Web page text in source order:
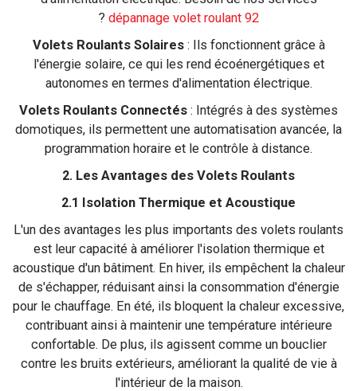
? dépannage volet roulant 92
Volets Roulants Solaires: Ils fonctionnent grâce à
l'énergie solaire, ce qui les rend écoénergétiques et
autonomes en termes d'alimentation électrique.
Volets Roulants Connectés : Intégrés à des systèmes
domotiques, ils permettent une automatisation avancée, la
programmation horaire et le contrôle à distance.
2. Les Avantages des Volets Roulants
2.1 Isolation Thermique et Acoustique
L'un des avantages les plus importants des volets roulants
est leur capacité à améliorer l'isolation thermique et
acoustique d'un bâtiment. En hiver, ils empêchent la chaleur
de s'échapper, réduisant ainsi la consommation d'énergie
pour le chauffage. En été, ils bloquent la chaleur excessive,
contribuant ainsi à maintenir une température intérieure
confortable. De plus, ils agissent comme un bouclier
contre les bruits extérieurs, améliorant la qualité de vie à
l'intérieur de la maison.